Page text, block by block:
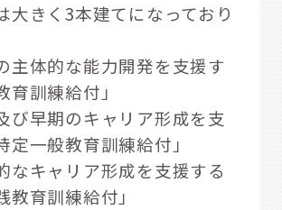
大きく3本建てになっており
体的な能力開発を支援す
育訓練給付」
早期のキャリア形成を支
定一般教育訓練給付」
キャリア形成を支援する
教育訓練給付」